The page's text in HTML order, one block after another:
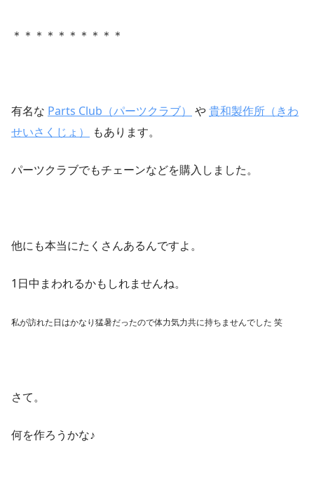
＊＊＊＊＊＊＊＊＊＊
有名な Parts Club（パーツクラブ） や貴和製作所（きわ
せいさくじょ）
もあります。
パーツクラブでもチェーンなどを購入しました。
他にも本当にたくさんあるんですよ。
1日中まわれるかもしれませんね。
私が訪れた日はかなり猛暑だったので体力気力共に持ちませんでした 笑
さて。
何を作ろうかな♪